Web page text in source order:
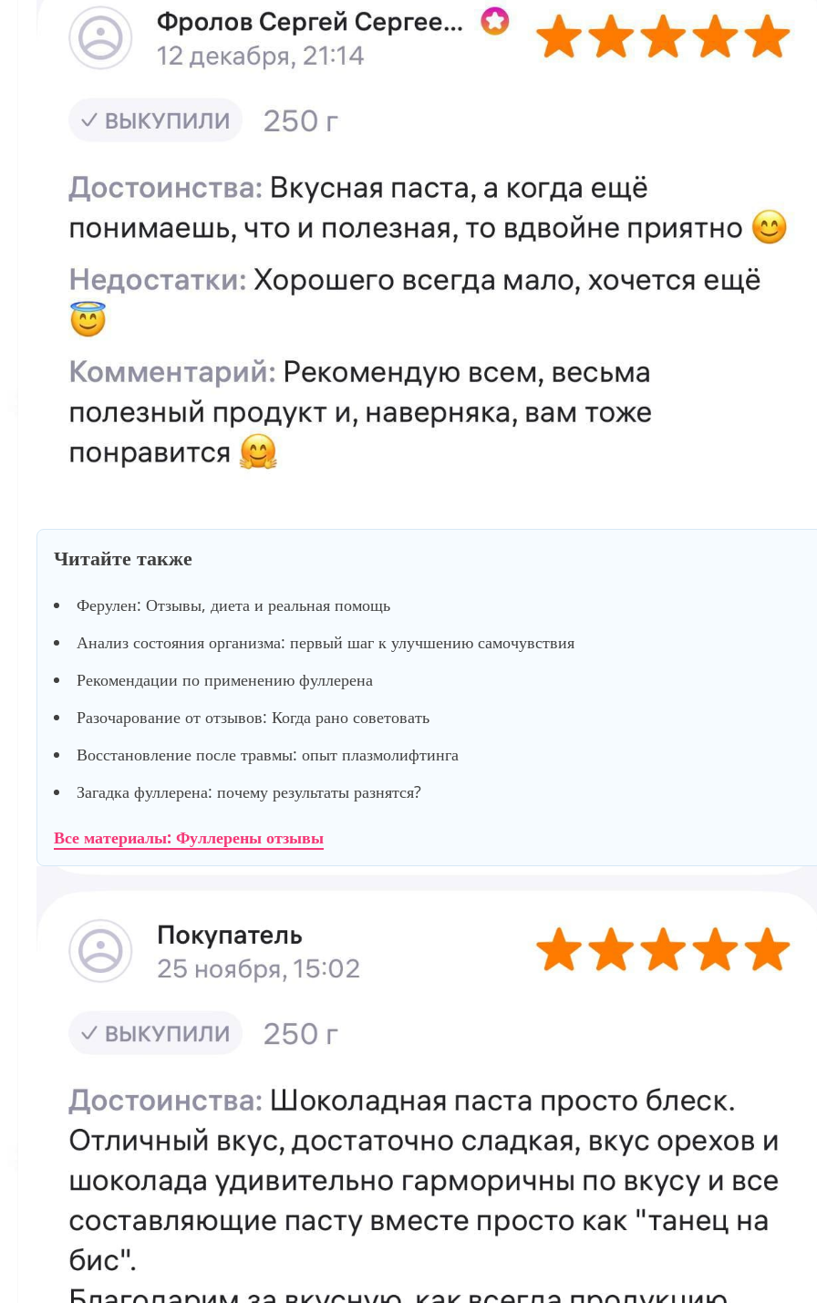
Читайте также
Ферулен: Отзывы, диета и реальная помощь
Анализ состояния организма: первый шаг к улучшению самочувствия
Рекомендации по применению фуллерена
Разочарование от отзывов: Когда рано советовать
Восстановление после травмы: опыт плазмолифтинга
Загадка фуллерена: почему результаты разнятся?
Все материалы: Фуллерены отзывы